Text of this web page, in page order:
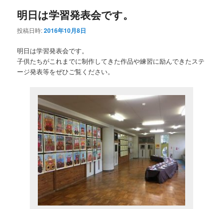
明日は学習発表会です。
投稿日時:2016年10月8日
明日は学習発表会です。
子供たちがこれまでに制作してきた作品や練習に励んできたステ
ージ発表等をぜひご覧ください。